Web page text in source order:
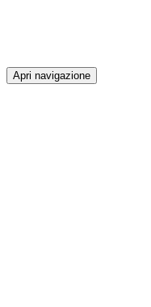
Apri navigazione